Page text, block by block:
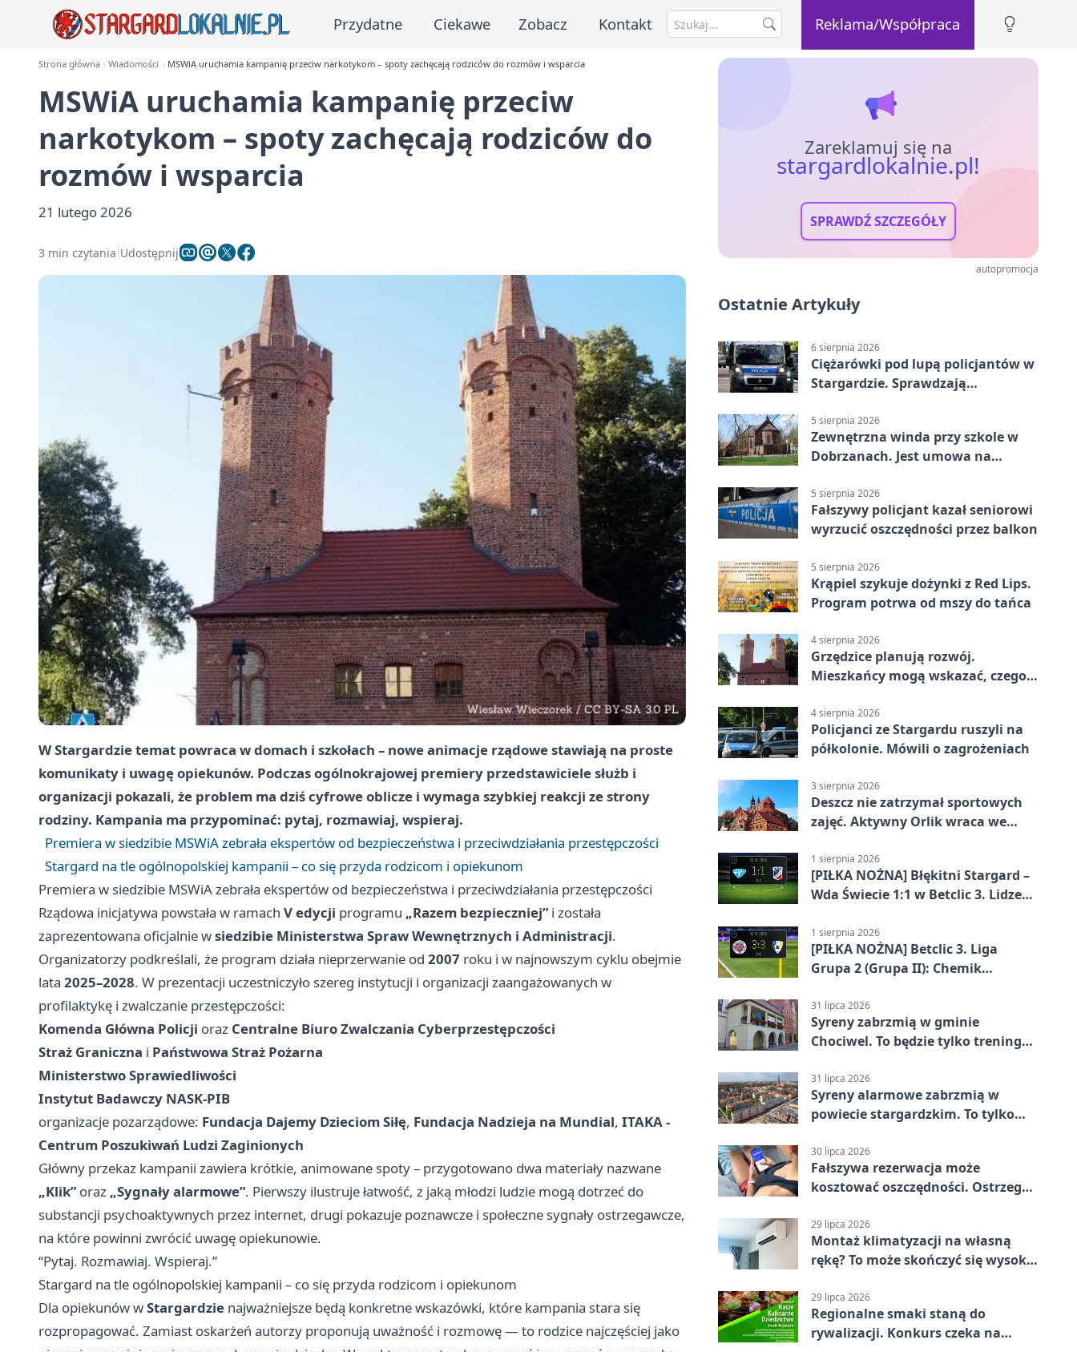
Przydatne Ciekawe Zobacz Kontakt Reklama/Współpraca
Strona główna Wiadomości MSWiA uruchamia kampanię przeciw narkotykom – spoty zachęcają rodziców do rozmów i wsparcia
MSWiA uruchamia kampanię przeciw
narkotykom – spoty zachęcają rodziców do
rozmów i wsparcia
21 lutego 2026
3 min czytania Udostępnij
W Stargardzie temat powraca w domach i szkołach – nowe animacje rządowe stawiają na proste
komunikaty i uwagę opiekunów. Podczas ogólnokrajowej premiery przedstawiciele służb i
organizacji pokazali, że problem ma dziś cyfrowe oblicze i wymaga szybkiej reakcji ze strony
rodziny. Kampania ma przypominać: pytaj, rozmawiaj, wspieraj.
Premiera w siedzibie MSWiA zebrała ekspertów od bezpieczeństwa i przeciwdziałania przestępczości
Stargard na tle ogólnopolskiej kampanii – co się przyda rodzicom i opiekunom
Premiera w siedzibie MSWiA zebrała ekspertów od bezpieczeństwa i przeciwdziałania przestępczości
Rządowa inicjatywa powstała w ramach V edycji programu „Razem bezpieczniej”i została
zaprezentowana oficjalnie wsiedzibie Ministerstwa Spraw Wewnętrznych i Administracji.
Organizatorzy podkreślali, że program działa nieprzerwanie od 2007 roku i w najnowszym cyklu obejmie
lata 2025–2028. W prezentacji uczestniczyło szereg instytucji i organizacji zaangażowanych w
profilaktykę i zwalczanie przestępczości:
Komenda Główna Policji oraz Centralne Biuro Zwalczania Cyberprzestępczości
Straż Graniczna i Państwowa Straż Pożarna
Ministerstwo Sprawiedliwości
Instytut Badawczy NASK-PIB
organizacje pozarządowe: Fundacja Dajemy Dzieciom Siłę, Fundacja Nadzieja na Mundial, ITAKA -
Centrum Poszukiwań Ludzi Zaginionych
Główny przekaz kampanii zawiera krótkie, animowane spoty – przygotowano dwa materiały nazwane
„Klik”oraz „Sygnały alarmowe”. Pierwszy ilustruje łatwość, z jaką młodzi ludzie mogą dotrzeć do
substancji psychoaktywnych przez internet, drugi pokazuje poznawcze i społeczne sygnały ostrzegawcze,
na które powinni zwrócić uwagę opiekunowie.
“Pytaj. Rozmawiaj. Wspieraj.”
Stargard na tle ogólnopolskiej kampanii – co się przyda rodzicom i opiekunom
Dla opiekunów wStargardzie najważniejsze będą konkretne wskazówki, które kampania stara się
rozpropagować. Zamiast oskarżeń autorzy proponują uważność i rozmowę — to rodzice najczęściej jako
Zareklamuj się na
stargardlokalnie.pl!
SPRAWDŹ SZCZEGÓŁY
autopromocja
Ostatnie Artykuły
6 sierpnia 2026
Ciężarówki pod lupą policjantów w
Stargardzie. Sprawdzają
5 sierpnia 2026
Zewnętrzna winda przy szkole w
Dobrzanach. Jest umowa na
5 sierpnia 2026
Fałszywy policjant kazał seniorowi
wyrzucić oszczędności przez balkon
5 sierpnia 2026
Krąpiel szykuje dożynki z Red Lips.
Program potrwa od mszy do tańca
4 sierpnia 2026
Grzędzice planują rozwój.
Mieszkańcy mogą wskazać, czego
4 sierpnia 2026
Policjanci ze Stargardu ruszyli na
półkolonie. Mówili o zagrożeniach
3 sierpnia 2026
Deszcz nie zatrzymał sportowych
zajęć. Aktywny Orlik wraca we
1 sierpnia 2026
[PIŁKA NOŻNA] Błękitni Stargard –
Wda Świecie 1:1 w Betclic 3. Lidze
1 sierpnia 2026
[PIŁKA NOŻNA] Betclic 3. Liga
Grupa 2 (Grupa II): Chemik
Stargard 3:3
31 lipca 2026
Syreny zabrzmią w gminie
Chociwel. To będzie tylko trening
31 lipca 2026
Syreny alarmowe zabrzmią w
powiecie stargardzkim. To tylko
30 lipca 2026
Fałszywa rezerwacja może
kosztować oszczędności. Ostrzega
29 lipca 2026
Montaż klimatyzacji na własną
rękę? To może skończyć się wysoką
29 lipca 2026
Regionalne smaki staną do
rywalizacji. Konkurs czeka na